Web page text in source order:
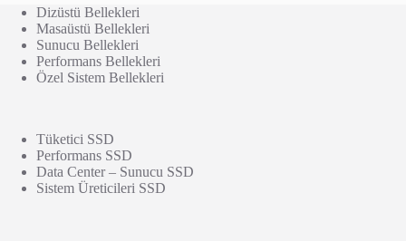
Dizüstü Bellekleri
Masaüstü Bellekleri
Sunucu Bellekleri
Performans Bellekleri
Özel Sistem Bellekleri
Tüketici SSD
Performans SSD
Data Center – Sunucu SSD
Sistem Üreticileri SSD